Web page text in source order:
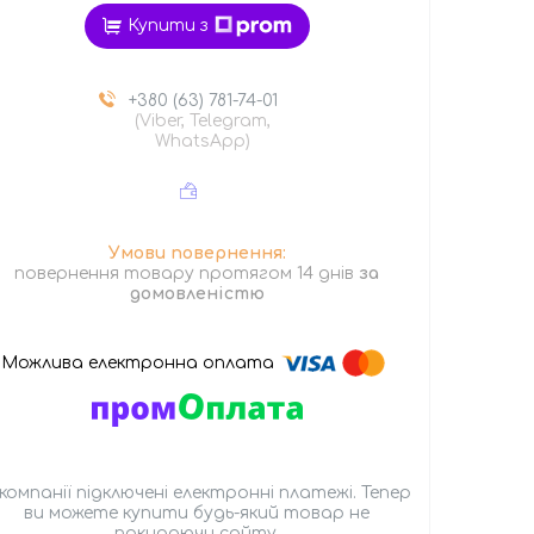
Купити з
+380 (63) 781-74-01
(Viber, Telegram,
WhatsApp)
повернення товару протягом 14 днів за
домовленістю
підключені електронні платежі. Тепер
ви можете купити будь-який товар не